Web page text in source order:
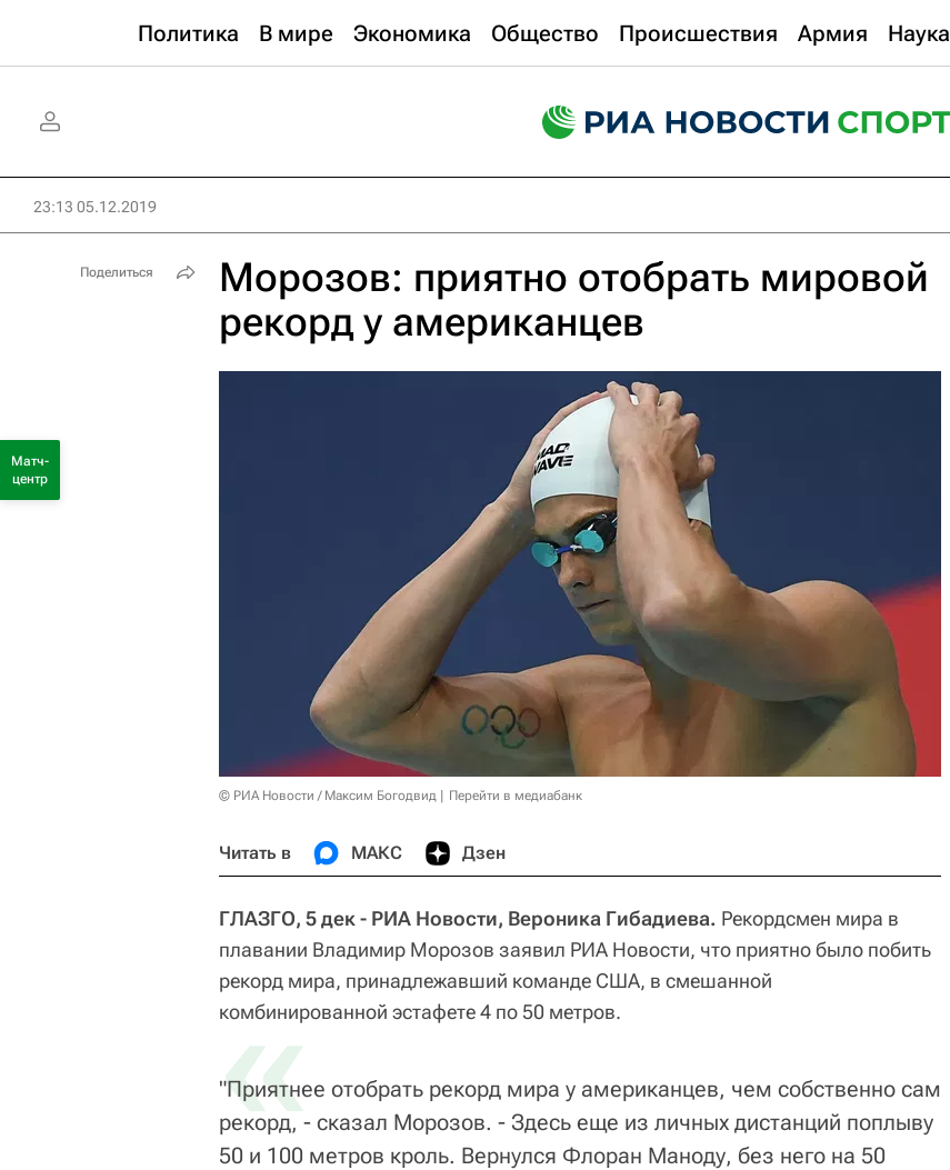
Политика В мире Экономика Общество Происшествия Армия Наука
23:13 05.12.2019
Морозов: приятно отобрать мировой
рекорд у американцев
© РИА Новости / Максим Богодвид Перейти в медиабанк
Читать в МАКС Дзен
ГЛАЗГО, 5 дек - РИА Новости, Вероника Гибадиева. Рекордсмен мира в
плавании Владимир Морозов заявил РИА Новости, что приятно было побить
рекорд мира, принадлежавший команде США, в смешанной
комбинированной эстафете 4 по 50 метров.
«
"Приятнее отобрать рекорд мира у американцев, чем собственно сам
рекорд, - сказал Морозов. - Здесь еще из личных дистанций поплыву
50 и 100 метров кроль. Вернулся Флоран Маноду, без него на 50
Поделиться
Матч-
центр